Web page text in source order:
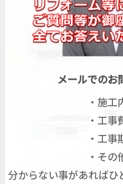
メールでのお
・施工
・工事
・工事
・その
分からない事があればひ